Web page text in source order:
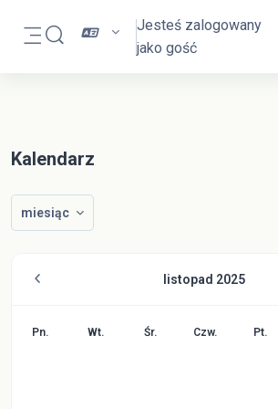
Panel boczny
Przełącznik wyszukiwarki
Jesteś zalogowany
jako gość
Kalendarz
miesiąc
listopad 2025
Poniedziałek
Pn. Wtorek
Wt. Środa
Śr. Czwartek
Czw. Pt.